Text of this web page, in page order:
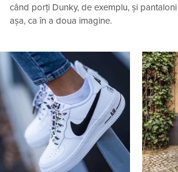
când porți Dunky, de exemplu, și
așa, ca în a doua imagine.